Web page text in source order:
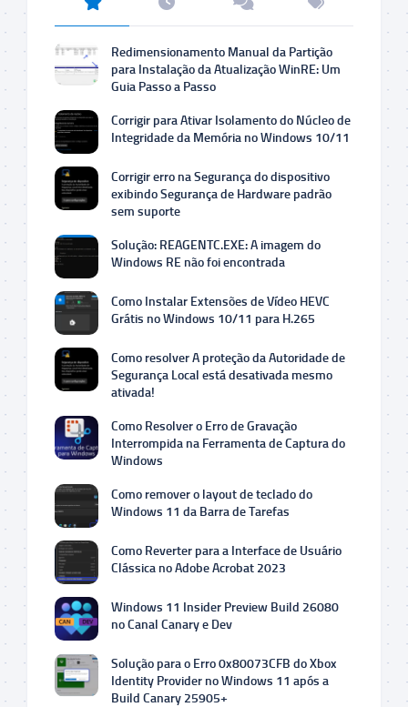
Redimensionamento Manual da Partição
para Instalação da Atualização WinRE: Um
Guia Passo a Passo
Corrigir para Ativar Isolamento do Núcleo de
Integridade da Memória no Windows 10/11
Corrigir erro na Segurança do dispositivo
exibindo Segurança de Hardware padrão
sem suporte
Solução: REAGENTC.EXE: A imagem do
Windows RE não foi encontrada
Como Instalar Extensões de Vídeo HEVC
Grátis no Windows 10/11 para H.265
Como resolver A proteção da Autoridade de
Segurança Local está desativada mesmo
ativada!
Como Resolver o Erro de Gravação
Interrompida na Ferramenta de Captura do
Windows
Como remover o layout de teclado do
Windows 11 da Barra de Tarefas
Como Reverter para a Interface de Usuário
Clássica no Adobe Acrobat 2023
Windows 11 Insider Preview Build 26080
no Canal Canary e Dev
Solução para o Erro 0x80073CFB do Xbox
Identity Provider no Windows 11 após a
Build Canary 25905+